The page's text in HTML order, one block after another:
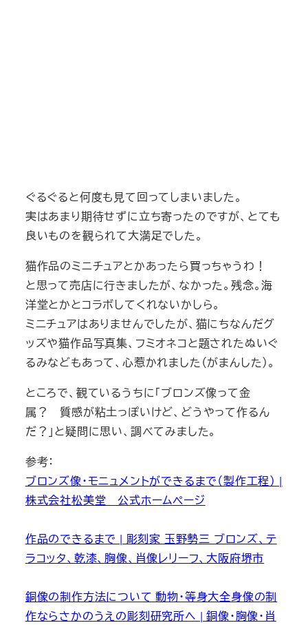
ぐるぐると何度も見て回ってしまいました。
実はあまり期待せずに立ち寄ったのですが、とても
良いものを観られて大満足でした。
猫作品のミニチュアとかあったら買っちゃうわ！
と思って売店に行きましたが、なかった。残念。海
洋堂とかとコラボしてくれないかしら。
ミニチュアはありませんでしたが、猫にちなんだグ
ッズや猫作品写真集、フミオネコと題されたぬいぐ
るみなどもあって、心惹かれました（がまんした）。
ところで、観ているうちに「ブロンズ像って金
属？ 質感が粘土っぽいけど、どうやって作るん
だ？」と疑問に思い、調べてみました。
参考：
ブロンズ像・モニュメントができるまで（製作工程） |
株式会社松美堂 公式ホームページ
作品のできるまで | 彫刻家 玉野勢三 ブロンズ、テ
ラコッタ、乾漆、胸像、肖像レリーフ、大阪府堺市
銅像の制作方法について 動物・等身大全身像の制
作ならさかのうえの彫刻研究所へ | 銅像・胸像・肖